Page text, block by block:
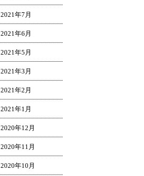
2021年7月
2021年6月
2021年5月
2021年3月
2021年2月
2021年1月
2020年12月
2020年11月
2020年10月